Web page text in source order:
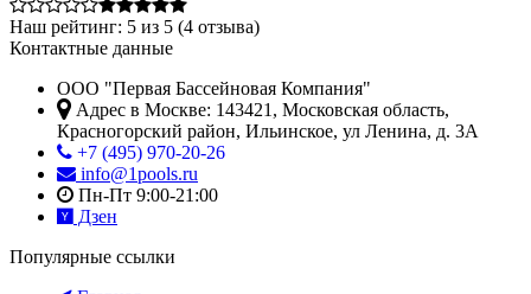
Наш рейтинг: 5 из 5 (4 отзыва)
Контактные данные
ООО "Первая Бассейновая Компания"
Адрес в Москве: 143421 , Московская область,
Красногорский район, Ильинское, ул Ленина, д. 3А
+7 (495) 970-20-26
info@1pools.ru
Пн-Пт 9:00-21:00
Дзен
Популярные ссылки